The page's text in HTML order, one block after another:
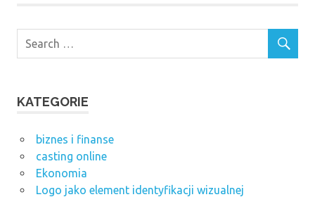
KATEGORIE
biznes i finanse
casting online
Ekonomia
Logo jako element identyfikacji wizualnej